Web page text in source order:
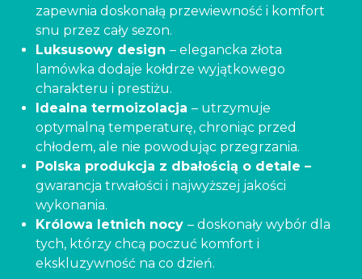
zapewnia doskonałą przewiewność i komfort
snu przez cały sezon.
Luksusowy design – elegancka złota
lamówka dodaje kołdrze wyjątkowego
charakteru i prestiżu.
Idealna termoizolacja – utrzymuje
optymalną temperaturę, chroniąc przed
chłodem, ale nie powodując przegrzania.
Polska produkcja z dbałością o detale –
gwarancja trwałości i najwyższej jakości
wykonania.
Królowa letnich nocy – doskonały wybór dla
tych, którzy chcą poczuć komfort i
ekskluzywność na co dzień.